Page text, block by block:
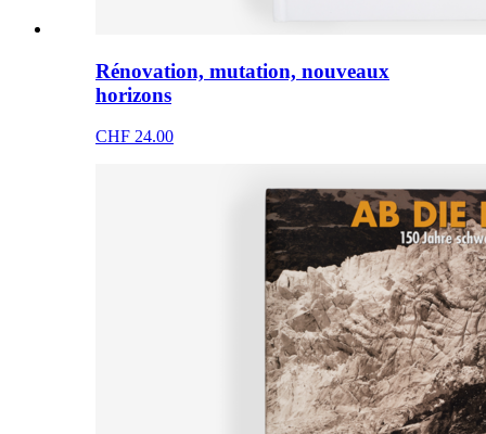
Rénovation, mutation, nouveaux
horizons
CHF 24.00